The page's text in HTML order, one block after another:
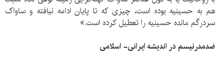
هم به حسینیه بوده است، چیزی که تا پایان ادامه نیافته و ساواک
سردرگم مانده حسینیه را تعطیل کرده است.»
ضدمدرنیسم در اندیشه ایرانی- اسلامی